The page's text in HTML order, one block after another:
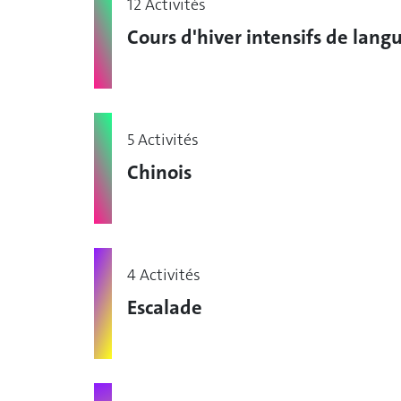
12 Activités
Cours d'hiver intensifs de
5 Activités
Chinois
4 Activités
Escalade